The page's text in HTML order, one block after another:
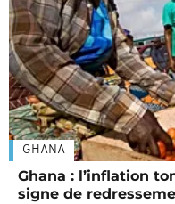
GHANA
Ghana : l’inflation
signe de